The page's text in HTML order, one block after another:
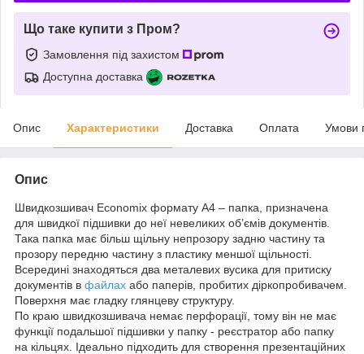
Що таке купити з Пром?
Замовлення під захистом
Доступна доставка
Опис Характеристики Доставка Оплата Умови
Опис
Швидкозшивач Economix формату А4 – папка, призначена
для швидкої підшивки до неї невеликих об’ємів документів.
Така папка має більш щільну непрозору задню частину та
прозору передню частину з пластику меншої щільності.
Всередині знаходяться два металевих вусика для притиску
документів в файлах або паперів, пробитих діркопробивачем.
Поверхня має гладку глянцеву структуру.
По краю швидкозшивача немає перфорації, тому він не має
функції подальшої підшивки у папку - реєстратор або папку
на кільцях. Ідеально підходить для створення презентаційних